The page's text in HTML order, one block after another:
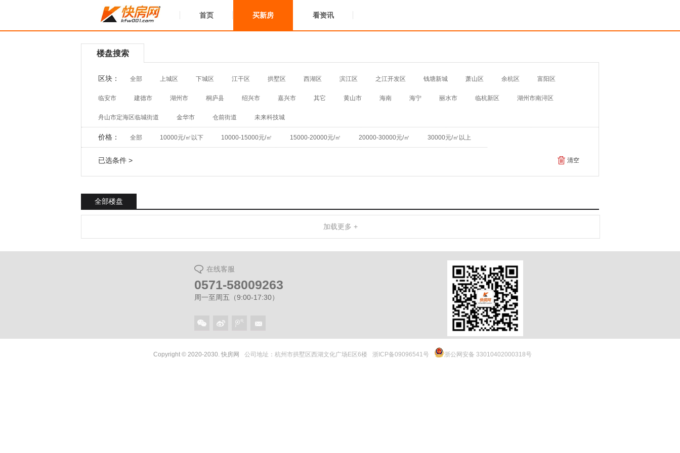
首页 买新房 看资讯
楼盘搜索
区块： 全部 上城区 下城区 江干区 拱墅区 西湖区 滨江区 之江开发区 钱塘新城 萧山区 余杭区 富阳区
临安市 建德市 湖州市 桐庐县 绍兴市 嘉兴市 其它 黄山市 海南 海宁 丽水市 临杭新区 湖州市南浔区
舟山市定海区临城街道 金华市 仓前街道 未来科技城
价格： 全部 10000元/㎡以下 10000-15000元/㎡ 15000-20000元/㎡ 20000-30000元/㎡ 30000元/㎡以上
已选条件 > 清空
全部楼盘
加载更多 +
在线客服
0571-58009263
周一至周五（9:00-17:30）
Copyright © 2020-2030. 快房网 公司地址：杭州市拱墅区西湖文化广场E区6楼 浙ICP备09096541号 浙公网安备 33010402000318号